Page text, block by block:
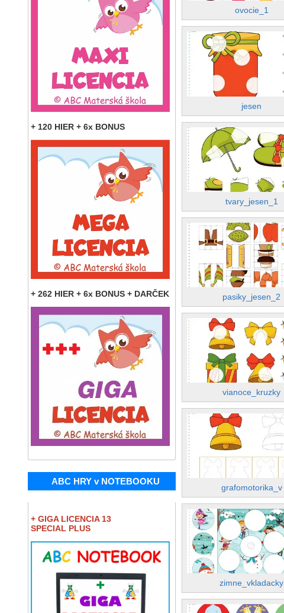
+ 120 HIER + 6x BONUS
+ 262 HIER + 6x BONUS + DARČEK
ABC HRY v NOTEBOOKU
+ GIGA LICENCIA 13
SPECIAL PLUS
ovocie_1
jesen
tvary_jesen_1
pasiky_jesen_2
vianoce_kruzky
grafomotorika_v
zimne_vkladacky